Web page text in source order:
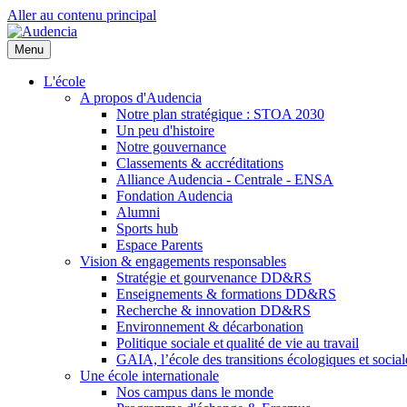
Aller au contenu principal
Menu
L'école
A propos d'Audencia
Notre plan stratégique : STOA 2030
Un peu d'histoire
Notre gouvernance
Classements & accréditations
Alliance Audencia - Centrale - ENSA
Fondation Audencia
Alumni
Sports hub
Espace Parents
Vision & engagements responsables
Stratégie et gourvenance DD&RS
Enseignements & formations DD&RS
Recherche & innovation DD&RS
Environnement & décarbonation
Politique sociale et qualité de vie au travail
GAIA, l’école des transitions écologiques et
Une école internationale
Nos campus dans le monde